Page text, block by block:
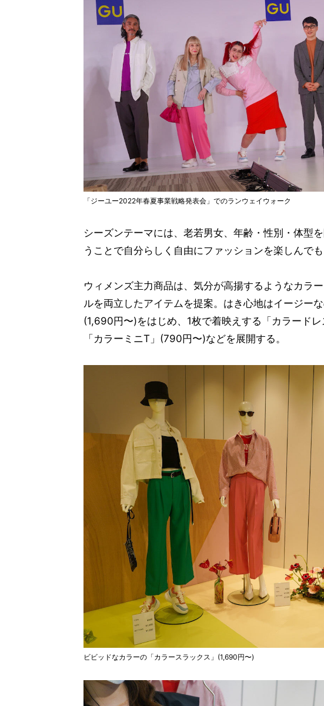
「ジーユー2022年春夏事業戦略発表会」でのランウェイウォーク
シーズンテーマには、老若男女、年齢・性別・体型
うことで自分らしく自由にファッションを楽しんで
ウィメンズ主力商品は、気分が高揚するようなカラ
ルを両立したアイテムを提案。はき心地はイージー
(1,690円〜)をはじめ、1枚で着映えする「カラード
「カラーミニT」(790円〜)などを展開する。
ビビッドなカラーの「カラースラックス」(1,690円〜)